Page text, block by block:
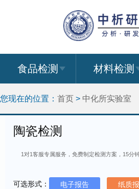
食品检测 材料检测
您现在的位置： 首页 > 中化所实验室
陶瓷检测
1对1客服专属服务，免费制定检测方案，15分
可选形式： 电子报告 纸质